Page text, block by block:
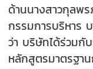
ด้านนางสาวกุลพ
กรรมการบริหาร
ว่า บริษัทได้ร่วม
หลักสูตรมาตรฐา